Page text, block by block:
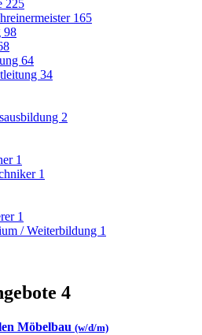
225
165
98
64
34
2
1
1
1
/ Weiterbildung 1
4
Möbelbau (w/d/m)